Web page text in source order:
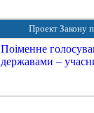
Проект Закону
Поіменне
державами –